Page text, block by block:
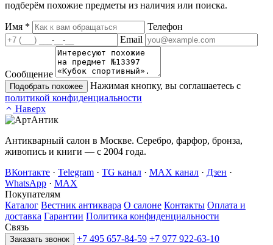
подберём похожие предметы из наличия или поиска.
Имя *
Телефон
Email
Сообщение
Подобрать похожее
Нажимая кнопку, вы соглашаетесь с
политикой конфиденциальности
Наверх
Антикварный салон в Москве. Серебро, фарфор, бронза,
живопись и книги — с 2004 года.
ВКонтакте · Telegram · TG канал · MAX канал · Дзен ·
WhatsApp · MAX
Покупателям
Каталог Вестник антиквара О салоне Контакты Оплата и
доставка Гарантии Политика конфиденциальности
Связь
Заказать звонок +7 495 657-84-59 +7 977 922-63-10